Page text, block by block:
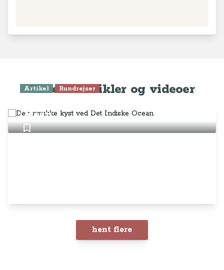
Seneste artikler og videoer
Artikel Rundrejser
Ocean
hent flere